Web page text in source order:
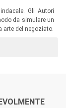
Gli Autori
da simulare un
arte del negoziato.